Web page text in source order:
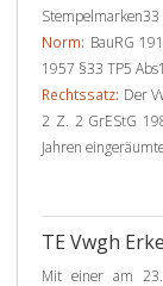
Norm: BauRG
1957 §33 TP5
Rechtssatz: Der
2 Z. 2 GrEStG
Jahren
TE Vwgh
Mit einer am